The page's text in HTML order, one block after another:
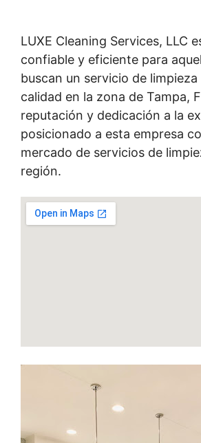
LUXE Cleaning Services, LLC
confiable y eficiente para
buscan un servicio de
calidad en la zona de Tampa,
reputación y dedicación a la
posicionado a esta empresa
mercado de servicios de
región.